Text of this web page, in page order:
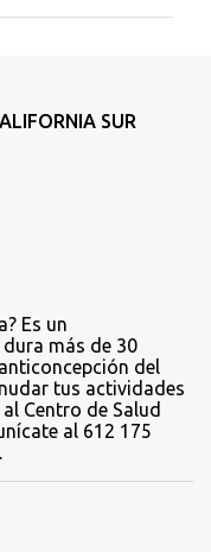
SUR
Es un
más de 30
del
tus actividades
Centro de Salud
al 612 175